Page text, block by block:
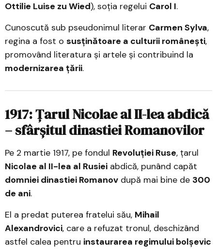
Ottilie Luise zu Wied), soția regelui Carol I.
Cunoscută sub pseudonimul literar Carmen Sylva,
regina a fost o susținătoare a culturii românești,
promovând literatura și artele și contribuind la
modernizarea țării.
1917: Țarul Nicolae al II-lea abdică
– sfârșitul dinastiei Romanovilor
Pe 2 martie 1917, pe fondul Revoluției Ruse, țarul
Nicolae al II-lea al Rusiei abdică, punând capăt
domniei dinastiei Romanov după mai bine de 300
de ani.
El a predat puterea fratelui său, Mihail
Alexandrovici, care a refuzat tronul, deschizând
astfel calea pentru instaurarea regimului bolșevic